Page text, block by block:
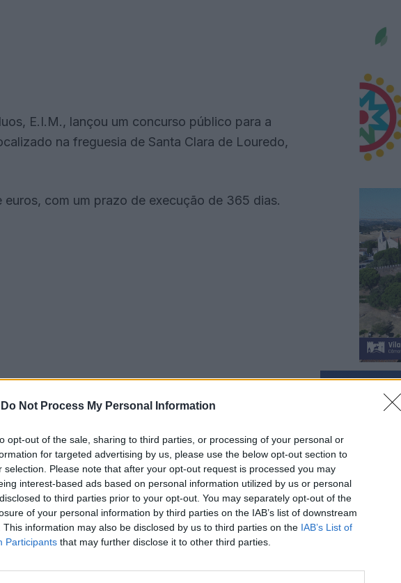
Do Not Process My Personal Information
opt-out of the sale, sharing to third parties, or processing of your personal or
for targeted advertising by us, please use the below opt-out section to
selection. Please note that after your opt-out request is processed you may
interest-based ads based on personal information utilized by us or personal
to third parties prior to your opt-out. You may separately opt-out of the
of your personal information by third parties on the IAB’s list of downstream
This information may also be disclosed by us to third parties on the IAB’s List of
Participants that may further disclose it to other third parties.
E.I.M., lançou um concurso público para a
na freguesia de Santa Clara de Louredo,
com um prazo de execução de 365 dias.
deposição de resíduos sólidos urbanos (RSU) e
como redes hidráulicas, elétricas e acessos.
a expansão da Unidade de Confinamento de
primeira inclui a construção de dois alvéolos, com
a uma vida útil estimada de 20
existentes para um acréscimo de 298.645 m³,
A capacidade total instalada será de 977.225
e terras de cobertura.